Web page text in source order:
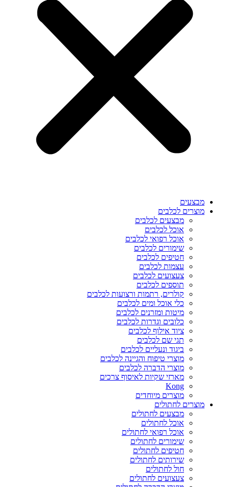
מבצעים
מוצרים לכלבים
מבצעים לכלבים
אוכל לכלבים
אוכל רפואי לכלבים
שימורים לכלבים
חטיפים לכלבים
עצמות לכלבים
צעצועים לכלבים
תוספים לכלבים
קולרים, רתמות ורצועות לכלבים
כלי אוכל ומים לכלבים
מיטות ומזרנים לכלבים
כלובים וגדרות לכלבים
ציוד אילוף לכלבים
תגי שם לכלבים
ביגוד ונעליים לכלבים
מוצרי טיפוח והגיינה לכלבים
מוצרי הדברה לכלבים
מארזי שקיות לאיסוף צרכים
Kong
מוצרים מיוחדים
מוצרים לחתולים
מבצעים לחתולים
אוכל לחתולים
אוכל רפואי לחתולים
שימורים לחתולים
חטיפים לחתולים
שירותים לחתולים
חול לחתולים
צעצועים לחתולים